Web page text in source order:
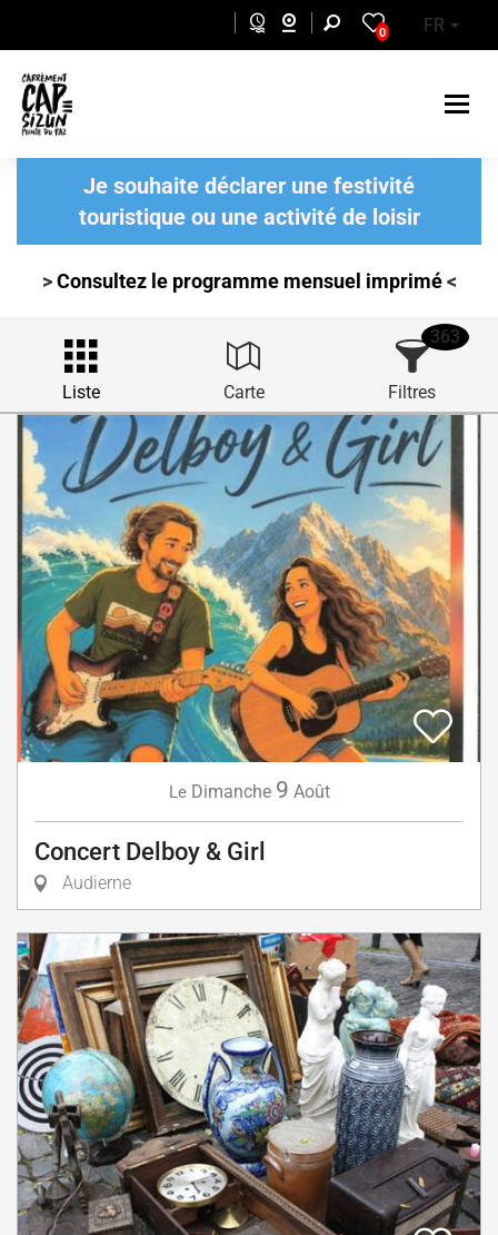
0 FR
Je souhaite déclarer une festivité
touristique ou une activité de loisir
>Consultez le programme mensuel imprimé<
Liste Carte Filtres
363
Le Dimanche 9 Août
Concert Delboy & Girl
Audierne